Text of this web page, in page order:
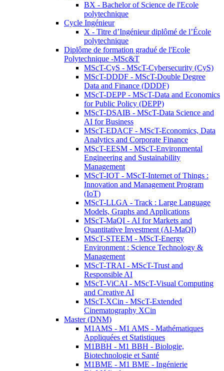
BX - Bachelor of Science de l'Ecole
polytechnique
Cycle Ingénieur
X - Titre d’Ingénieur diplômé de l’École
polytechnique
Diplôme de formation gradué de l'Ecole
Polytechnique -MSc&T
MScT-CyS - MScT-Cybersecurity (CyS)
MScT-DDDF - MScT-Double Degree
Data and Finance (DDDF)
MScT-DEPP - MScT-Data and Economics
for Public Policy (DEPP)
MScT-DSAIB - MScT-Data Science and
AI for Business
MScT-EDACF - MScT-Economics, Data
Analytics and Corporate Finance
MScT-EESM - MScT-Environmental
Engineering and Sustainability
Management
MScT-IOT - MScT-Internet of Things :
Innovation and Management Program
(IoT)
MScT-LLGA - Track : Large Language
Models, Graphs and Applications
MScT-MaQI - AI for Markets and
Quantitative Investment (AI-MaQI)
MScT-STEEM - MScT-Energy
Environment : Science Technology &
Management
MScT-TRAI - MScT-Trust and
Responsible AI
MScT-ViCAI - MScT-Visual Computing
and Creative AI
MScT-XCin - MScT-Extended
Cinematography XCin
Master (DNM)
M1AMS - M1 AMS - Mathématiques
Appliquées et Statistiques
M1BBH - M1 BBH - Biologie,
Biotechnologie et Santé
M1BME - M1 BME - Ingénierie